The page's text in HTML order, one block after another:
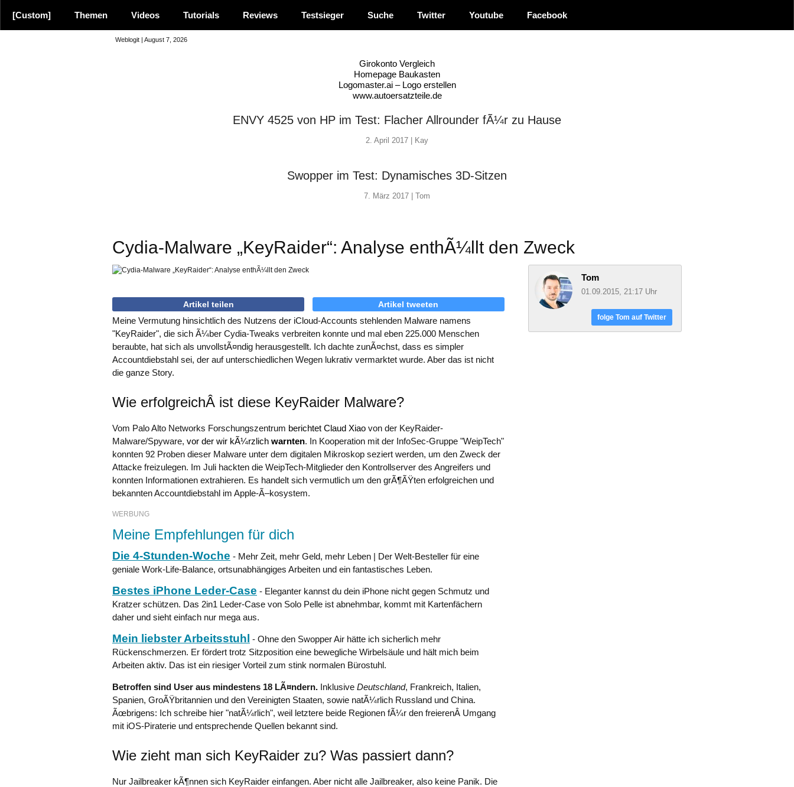
[Custom] Themen Videos Tutorials Reviews Testsieger Suche Twitter Youtube Facebook
Weblogit | August 7, 2026
Girokonto Vergleich
Homepage Baukasten
Logomaster.ai – Logo erstellen
www.autoersatzteile.de
ENVY 4525 von HP im Test: Flacher Allrounder fÃ¼r zu Hause
2. April 2017 | Kay
Swopper im Test: Dynamisches 3D-Sitzen
7. März 2017 | Tom
Empfehlung
Cydia-Malware „KeyRaider“: Analyse enthÃ¼llt den Zweck
Artikel teilen Artikel tweeten
Meine Vermutung hinsichtlich des Nutzens der iCloud-Accounts stehlenden Malware namens
"KeyRaider", die sich Ã¼ber Cydia-Tweaks verbreiten konnte und mal eben 225.000 Menschen
beraubte, hat sich als unvollstÃ¤ndig herausgestellt. Ich dachte zunÃ¤chst, dass es simpler
Accountdiebstahl sei, der auf unterschiedlichen Wegen lukrativ vermarktet wurde. Aber das ist nicht
die ganze Story.
Wie erfolgreichÂ ist diese KeyRaider Malware?
Vom Palo Alto Networks Forschungszentrum berichtet Claud Xiao von der KeyRaider-
Malware/Spyware, vor der wir kÃ¼rzlich warnten. In Kooperation mit der InfoSec-Gruppe "WeipTech"
konnten 92 Proben dieser Malware unter dem digitalen Mikroskop seziert werden, um den Zweck der
Attacke freizulegen. Im Juli hackten die WeipTech-Mitglieder den Kontrollserver des Angreifers und
konnten Informationen extrahieren. Es handelt sich vermutlich um den grÃ¶ÃŸten erfolgreichen und
bekannten Accountdiebstahl im Apple-Ã–kosystem.
WERBUNG
Meine Empfehlungen für dich
Die 4-Stunden-Woche - Mehr Zeit, mehr Geld, mehr Leben | Der Welt-Besteller für eine
geniale Work-Life-Balance, ortsunabhängiges Arbeiten und ein fantastisches Leben.
Bestes iPhone Leder-Case - Eleganter kannst du dein iPhone nicht gegen Schmutz und
Kratzer schützen. Das 2in1 Leder-Case von Solo Pelle ist abnehmbar, kommt mit Kartenfächern
daher und sieht einfach nur mega aus.
Mein liebster Arbeitsstuhl - Ohne den Swopper Air hätte ich sicherlich mehr
Rückenschmerzen. Er fördert trotz Sitzposition eine bewegliche Wirbelsäule und hält mich beim
Arbeiten aktiv. Das ist ein riesiger Vorteil zum stink normalen Bürostuhl.
Betroffen sind User aus mindestens 18 LÃ¤ndern. Inklusive Deutschland, Frankreich, Italien,
Spanien, GroÃŸbritannien und den Vereinigten Staaten, sowie natÃ¼rlich Russland und China.
Ãœbrigens: Ich schreibe hier "natÃ¼rlich", weil letztere beide Regionen fÃ¼r den freierenÂ Umgang
mit iOS-Piraterie und entsprechende Quellen bekannt sind.
Wie zieht man sich KeyRaider zu? Was passiert dann?
Nur Jailbreaker kÃ¶nnen sich KeyRaider einfangen. Aber nicht alle Jailbreaker, also keine Panik. Die
Tom
01.09.2015, 21:17 Uhr
folge Tom auf Twitter